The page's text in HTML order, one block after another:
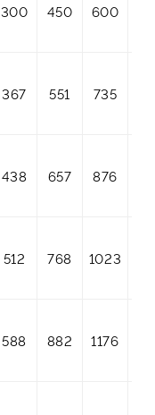
300 450 600
367 551 735
438 657 876
512 768 1023
588 882 1176